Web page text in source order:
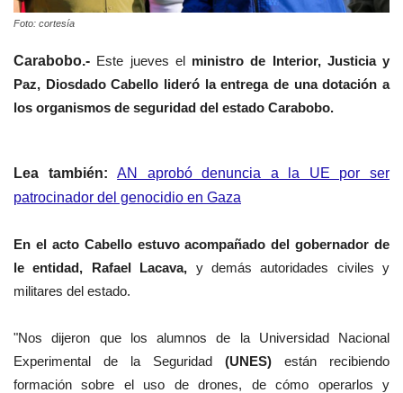
Foto: cortesía
Carabobo.- Este jueves el ministro de Interior, Justicia y
Paz, Diosdado Cabello lideró la entrega de una dotación a
los organismos de seguridad del estado Carabobo.
Lea también:AN aprobó denuncia a la UE por ser
patrocinador del genocidio en Gaza
En el acto Cabello estuvo acompañado del gobernador de
le entidad, Rafael Lacava, y demás autoridades civiles y
militares del estado.
"Nos dijeron que los alumnos de la Universidad Nacional
Experimental de la Seguridad (UNES) están recibiendo
formación sobre el uso de drones, de cómo operarlos y